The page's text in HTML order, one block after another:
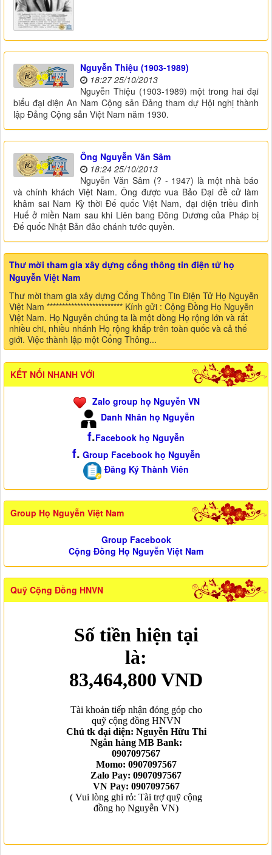
Nguyễn Thiệu (1903-1989)
18:27 25/10/2013
Nguyễn Thiệu (1903-1989) một trong hai đại
biểu đại diện An Nam Cộng sản Đảng tham dự Hội nghị thành
lập Đảng Cộng sản Việt Nam năm 1930.
Ông Nguyễn Văn Sâm
18:24 25/10/2013
Nguyễn Văn Sâm (? - 1947) là một nhà báo
và chính khách Việt Nam. Ông được vua Bảo Đại đề cử làm
khâm sai Nam Kỳ thời Đế quốc Việt Nam, đại diện triều đình
Huế ở miền Nam sau khi Liên bang Đông Dương của Pháp bị
Đế quốc Nhật Bản đảo chánh tước quyền.
Thư mời tham gia xây dựng cổng thông tin điện tử họ
Nguyễn Việt Nam
Thư mời tham gia xây dựng Cổng Thông Tin Điện Tử Họ Nguyễn
Việt Nam ************************* Kính gửi : Cộng Đồng Họ Nguyễn
Việt Nam. Họ Nguyễn chúng ta là một dòng Họ rộng lớn và rất
nhiều chi, nhiều nhánh Họ rộng khắp trên toàn quốc và cả thế
giới. Việc thành lập một Cổng Thông...
KẾT NỐI NHANH VỚI
Zalo group họ Nguyễn VN
Danh Nhân họ Nguyễn
f.Facebook họ Nguyễn
f. Group Facebook họ Nguyễn
Đăng Ký Thành Viên
Group Họ Nguyễn Việt Nam
Group Facebook
Cộng Đồng Họ Nguyễn Việt Nam
Quỹ Cộng Đồng HNVN